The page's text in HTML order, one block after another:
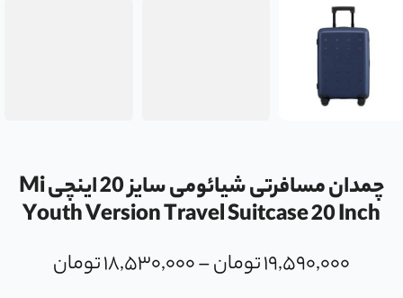
چمدان مسافرتی شیائومی سایز 20 اینچی Mi
Youth Version Travel Suitcase 20 Inch
۱۹,۵۹۰,۰۰۰تومان–۱۸,۵۳۰,۰۰۰تومان